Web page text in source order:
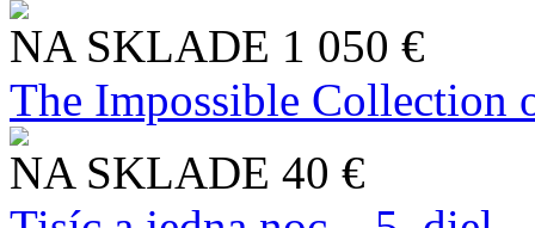
NA SKLADE 1 050 €
The Impossible Collection
NA SKLADE 40 €